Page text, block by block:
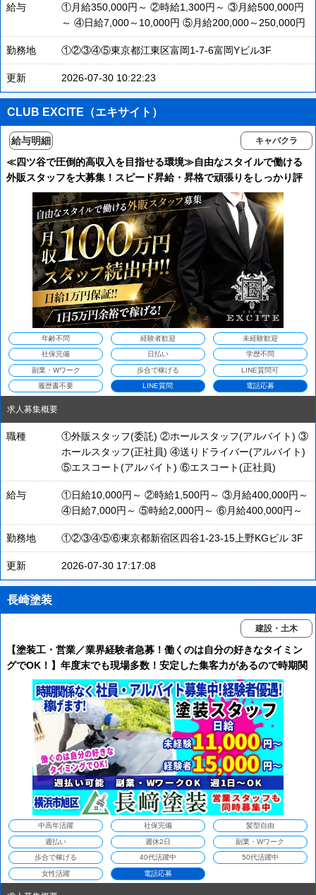
給与
①月給350,000円～ ②時給1,300円～ ③月給500,000円
～ ④日給7,000～10,000円 ⑤月給200,000～250,000円
勤務地 ①②③④⑤東京都江東区富岡1-7-6富岡Yビル3F
更新 2026-07-30 10:22:23
CLUB EXCITE（エキサイト）
給与明細 キャバクラ
≪四ツ谷で圧倒的高収入を目指せる環境≫自由なスタイルで働ける
外販スタッフを大募集！スピード昇給・昇格で頑張りをしっかり評
価します★
年齢不問 経験者歓迎 未経験歓迎
社保完備 日払い 学歴不問
副業・Wワーク 歩合で稼げる LINE質問可
履歴書不要 LINE質問 電話応募
求人募集概要
職種
①外販スタッフ(委託) ②ホールスタッフ(アルバイト) ③
ホールスタッフ(正社員) ④送りドライバー(アルバイト)
⑤エスコート(アルバイト) ⑥エスコート(正社員)
給与
①日給10,000円～ ②時給1,500円～ ③月給400,000円～
④日給7,000円～ ⑤時給2,000円～ ⑥月給400,000円～
勤務地 ①②③④⑤⑥東京都新宿区四谷1-23-15上野KGビル 3F
更新 2026-07-30 17:17:08
長崎塗装
建設・土木
【塗装工・営業／業界経験者急募！働くのは自分の好きなタイミン
グでOK！】年度末でも現場多数！安定した集客力があるので時期関
係なく安心して稼げます☆経験者は条件優遇します！未経験の方は
丁寧に指導します！
中高年活躍 社保完備 髪型自由
週払い 週休2日 副業・Wワーク
歩合で稼げる 40代活躍中 50代活躍中
女性活躍 電話応募